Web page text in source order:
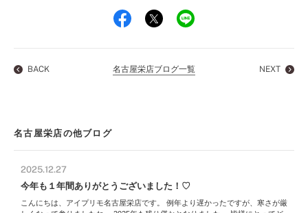
BACK 名古屋栄店ブログ一覧 NEXT
名古屋栄店の他ブログ
2025.12.27
今年も１年間ありがとうございました！♡
こんにちは、アイプリモ名古屋栄店です。 例年より遅かったですが、寒さが厳